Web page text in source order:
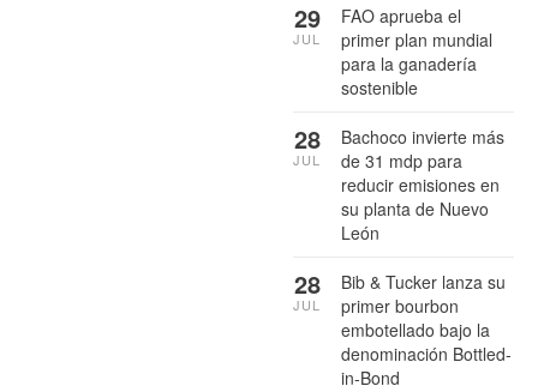
FAO aprueba el
primer plan mundial
para la ganadería
sostenible
29
JUL
Bachoco invierte más
de 31 mdp para
reducir emisiones en
su planta de Nuevo
León
28
JUL
Bib & Tucker lanza su
primer bourbon
embotellado bajo la
denominación Bottled-
in-Bond
28
JUL